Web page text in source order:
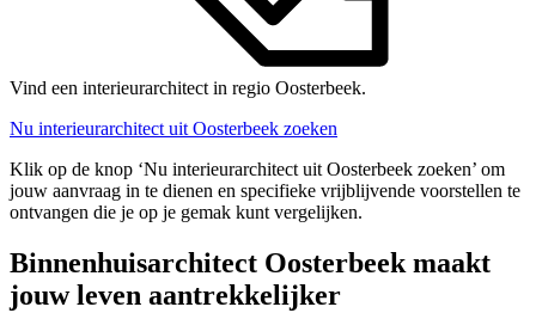
Vind een interieurarchitect in regio Oosterbeek.
Nu interieurarchitect uit Oosterbeek zoeken
Klik op de knop ‘Nu interieurarchitect uit Oosterbeek zoeken’ om
jouw aanvraag in te dienen en specifieke vrijblijvende voorstellen te
ontvangen die je op je gemak kunt vergelijken.
Binnenhuisarchitect Oosterbeek maakt
jouw leven aantrekkelijker